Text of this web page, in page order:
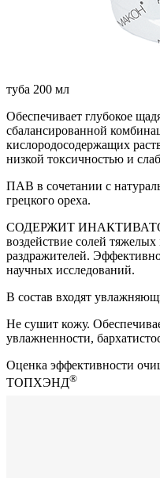
туба 200 мл
Обеспечивает глубокое
сбалансированной
кислородосодержащих
низкой токсичностью и
ПАВ в сочетании с
грецкого ореха.
СОДЕРЖИТ
воздействие солей
раздражителей.
научных исследований.
В состав входят
Не сушит кожу.
увлажненности,
Оценка эффективности
ТОПХЭНД®